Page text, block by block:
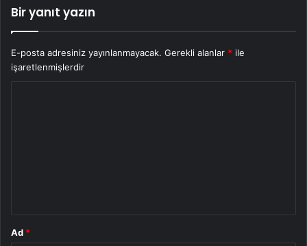
Bir yanıt yazın
E-posta adresiniz yayınlanmayacak. Gerekli alanlar * ile
işaretlenmişlerdir
Ad *